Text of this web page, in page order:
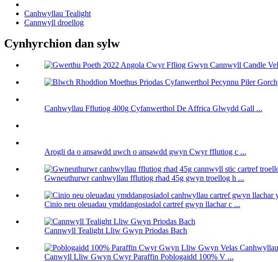
Canhwyllau Tealight
Cannwyll droellog
Cynhyrchion dan sylw
Canhwyllau Fflutiog 400g Cyfanwerthol De Affrica Glwydd Gall ...
Arogli da o ansawdd uwch o ansawdd gwyn Cwyr fflutiog c ...
Gwneuthurwr canhwyllau fflutiog rhad 45g gwyn troellog h ...
Cinio neu oleuadau ymddangosiadol cartref gwyn llachar c ...
Cannwyll Tealight Lliw Gwyn Priodas Bach
Canwyll Lliw Gwyn Cwyr Paraffin Poblogaidd 100% V ...